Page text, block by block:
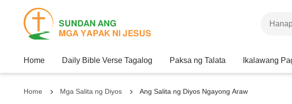
Home Daily Bible Verse Tagalog Paksa ng Talata Ikalawang
Home Mga Salita ng Diyos Ang Salita ng Diyos Ngayong Araw